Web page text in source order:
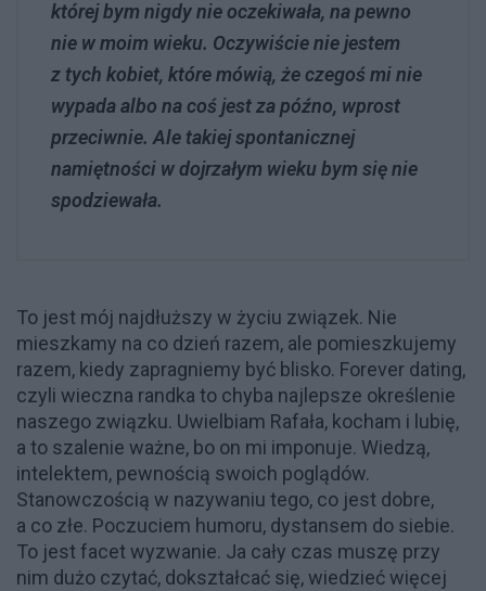
której bym nigdy nie oczekiwała, na pewno
nie w moim wieku. Oczywiście nie jestem
z tych kobiet, które mówią, że czegoś mi nie
wypada albo na coś jest za późno, wprost
przeciwnie. Ale takiej spontanicznej
namiętności w dojrzałym wieku bym się nie
spodziewała.
To jest mój najdłuższy w życiu związek. Nie
mieszkamy na co dzień razem, ale pomieszkujemy
razem, kiedy zapragniemy być blisko. Forever dating,
czyli wieczna randka to chyba najlepsze określenie
naszego związku. Uwielbiam Rafała, kocham i lubię,
a to szalenie ważne, bo on mi imponuje. Wiedzą,
intelektem, pewnością swoich poglądów.
Stanowczością w nazywaniu tego, co jest dobre,
a co złe. Poczuciem humoru, dystansem do siebie.
To jest facet wyzwanie. Ja cały czas muszę przy
nim dużo czytać, dokształcać się, wiedzieć więcej